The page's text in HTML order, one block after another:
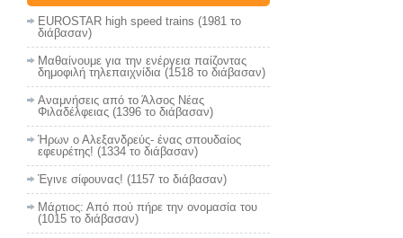
EUROSTAR high speed trains (1981 το
διάβασαν)
Μαθαίνουμε για την ενέργεια παίζοντας
δημοφιλή τηλεπαιχνίδια (1518 το διάβασαν)
Αναμνήσεις από το Άλσος Νέας
Φιλαδέλφειας (1396 το διάβασαν)
Ήρων ο Αλεξανδρεύς- ένας σπουδαίος
εφευρέτης! (1334 το διάβασαν)
Έγινε σίφουνας! (1157 το διάβασαν)
Μάρτιος: Από πού πήρε την ονομασία του
(1015 το διάβασαν)